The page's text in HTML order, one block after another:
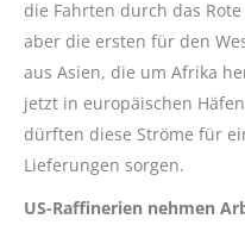
die Fahrten durch das
aber die ersten für den
aus Asien, die um Afrika
jetzt in europäischen
dürften diese Ströme für
Lieferungen sorgen.
US-Raffinerien nehmen